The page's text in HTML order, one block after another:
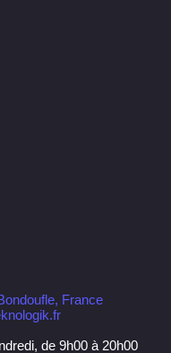
France
de 9h00 à 20h00